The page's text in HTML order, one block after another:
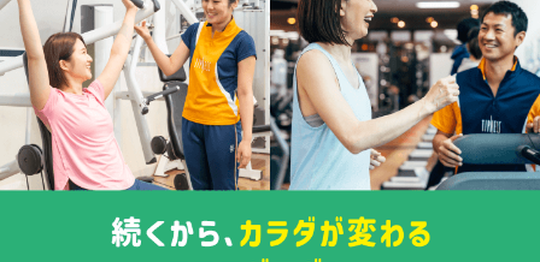
館内は室内用・外用シューズいずれもご利用いた
だけます。
※４Fスタジオ・３Fマルチスペース（人工芝）
は、外用シューズ不可エリアとなります。
注意事項
安全性確保のため、各クラスには定員を設けておりま
す。
安全上の理由により、レッスン開始後の途中入場・退場
はご遠慮頂いております。
アクアレッスン実施時間でも、プールのフリー遊泳コー
プログラムの参加にオプション購入が必要な店舗がござ